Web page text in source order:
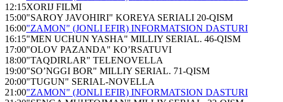
12:15XORIJ FILMI
15:00"SAROY JAVOHIRI" KOREYA SERIALI 20-QISM
16:00"ZAMON" (JONLI EFIR) INFORMATSION DASTURI
16:15"MEN UCHUN YASHA" MILLIY SERIAL. 46-QISM
17:00"OLOV PAZANDA" KO’RSATUVI
18:00"TAQDIRLAR" TELENOVELLA
19:00"SO’NGGI BOR" MILLIY SERIAL. 71-QISM
20:00"TUGUN" SERIAL-NOVELLA
21:00"ZAMON" (JONLI EFIR) INFORMATSION DASTURI